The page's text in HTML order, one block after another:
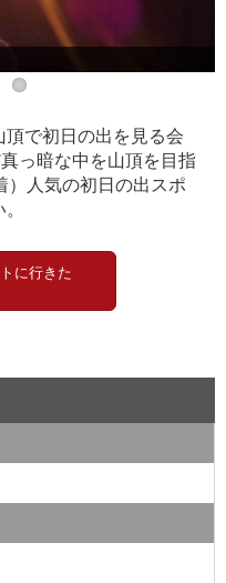
で初日の出を見る会
っ暗な中を山頂を目指
）人気の初日の出スポ